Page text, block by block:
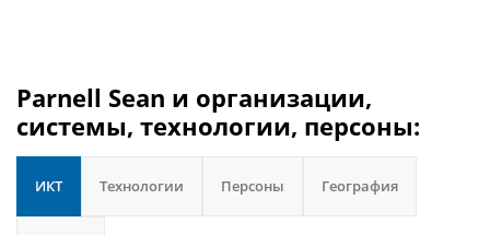
Parnell Sean и организации,
системы, технологии, персоны:
ИКТ Технологии Персоны География